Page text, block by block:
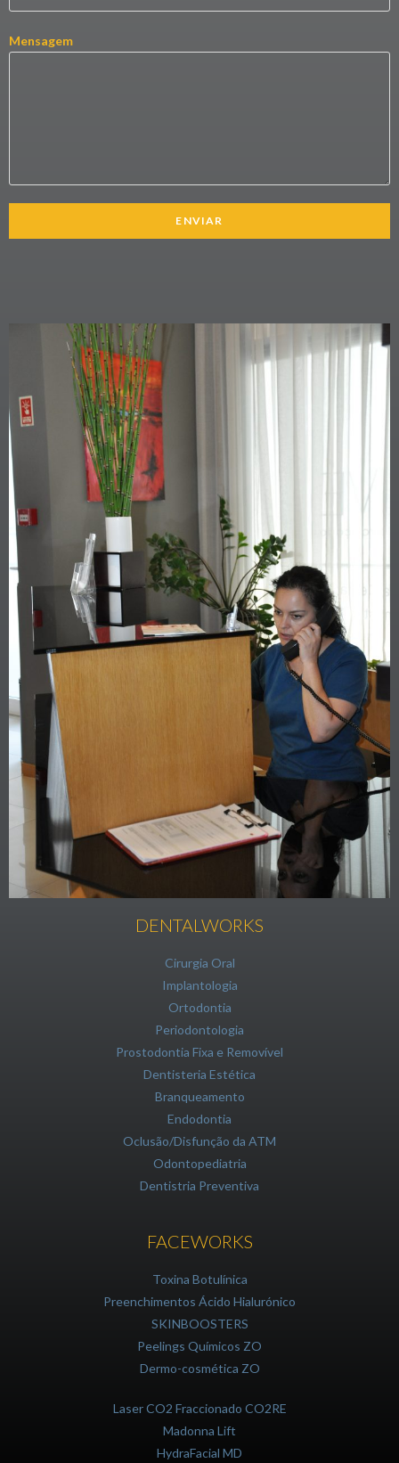
Mensagem
DENTALWORKS
Cirurgia Oral
Implantologia
Ortodontia
Periodontologia
Prostodontia Fixa e Removível
Dentisteria Estética
Branqueamento
Endodontia
Oclusão/Disfunção da ATM
Odontopediatria
Dentistria Preventiva
FACEWORKS
Toxina Botulínica
Preenchimentos Ácido Hialurónico
SKINBOOSTERS
Peelings Químicos ZO
Dermo-cosmética ZO
Laser CO2 Fraccionado CO2RE
Madonna Lift
HydraFacial MD